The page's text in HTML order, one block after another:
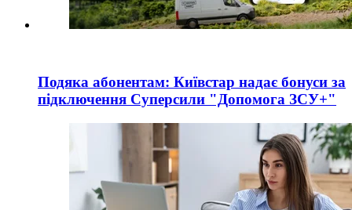
Подяка абонентам: Київстар надає бонуси за
підключення Суперсили "Допомога ЗСУ+"